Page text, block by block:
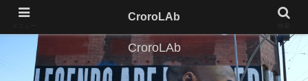
CroroLAb
CroroLAb